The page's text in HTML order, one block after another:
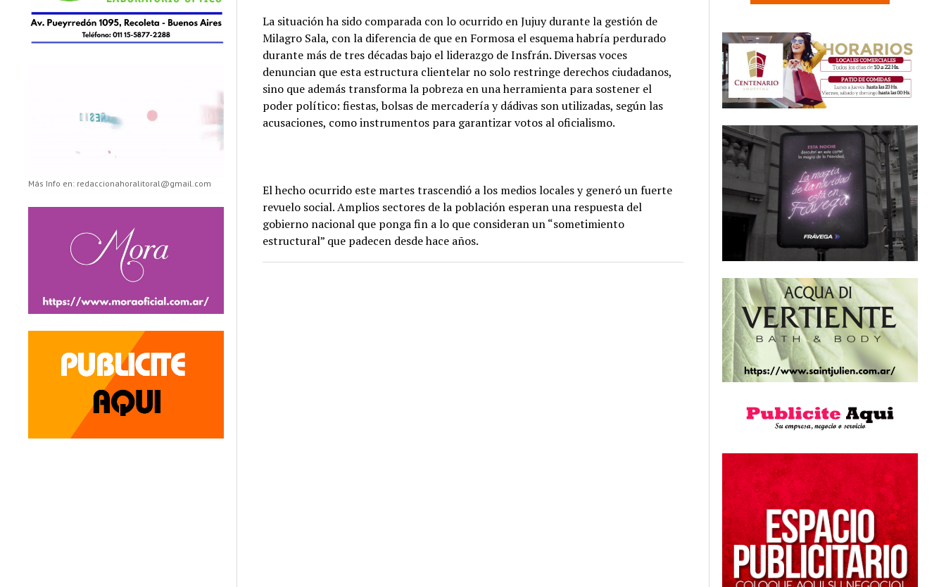
Más Info en: redaccionahoralitoral@gmail.com
La situación ha sido comparada con lo ocurrido en Jujuy durante la gestión de
Milagro Sala, con la diferencia de que en Formosa el esquema habría perdurado
durante más de tres décadas bajo el liderazgo de Insfrán. Diversas voces
denuncian que esta estructura clientelar no solo restringe derechos ciudadanos,
sino que además transforma la pobreza en una herramienta para sostener el
poder político: fiestas, bolsas de mercadería y dádivas son utilizadas, según las
acusaciones, como instrumentos para garantizar votos al oficialismo.
El hecho ocurrido este martes trascendió a los medios locales y generó un fuerte
revuelo social. Amplios sectores de la población esperan una respuesta del
gobierno nacional que ponga fin a lo que consideran un “sometimiento
estructural” que padecen desde hace años.